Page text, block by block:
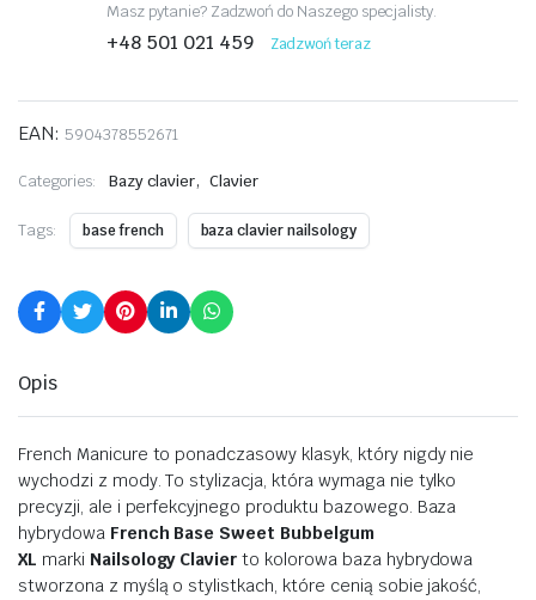
Masz pytanie? Zadzwoń do Naszego specjalisty.
+48 501 021 459 Zadzwoń teraz
EAN: 5904378552671
Categories: Bazy clavier, Clavier
Tags: base french baza clavier nailsology
Opis
French Manicure to ponadczasowy klasyk, który nigdy nie
wychodzi z mody. To stylizacja, która wymaga nie tylko
precyzji, ale i perfekcyjnego produktu bazowego. Baza
hybrydowa French Base Sweet Bubbelgum
XL marki Nailsology Clavier to kolorowa baza hybrydowa
stworzona z myślą o stylistkach, które cenią sobie jakość,